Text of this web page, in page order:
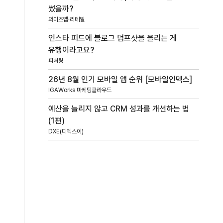
썼을까?
와이즈앱·리테일
인스타 피드에 블로그 덤프샷을 올리는 게
유행이라고요?
피처링
26년 8월 인기 모바일 앱 순위 [모바일인덱스]
IGAWorks 마케팅클라우드
예산을 늘리지 않고 CRM 성과를 개선하는 법
(1편)
DXE(디엑스이)